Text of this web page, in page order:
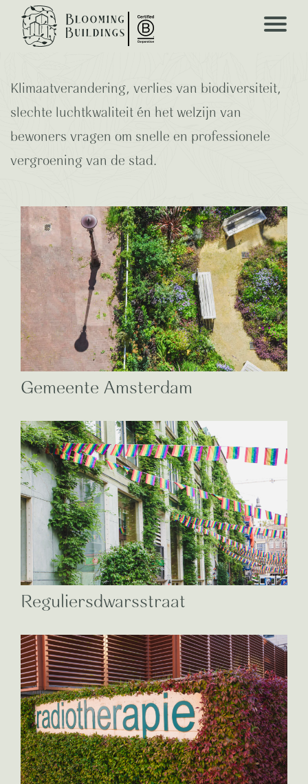
Biodiverse beplanting in
de Openbare Ruimte
Klimaatverandering, verlies van biodiversiteit,
slechte luchtkwaliteit én het welzijn van
bewoners vragen om snelle en professionele
vergroening van de stad.
Gemeente Amsterdam
Reguliersdwarsstraat